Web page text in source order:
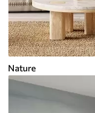
Nature